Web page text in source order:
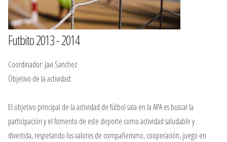
Futbito 2013 - 2014
Coordinador: Javi Sanchez
Objetivo de la actividad:
El objetivo principal de la actividad de fútbol sala en la APA es buscar la
participación y el fomento de este deporte como actividad saludable y
divertida, respetando los valores de compañerismo, cooperación, juego en